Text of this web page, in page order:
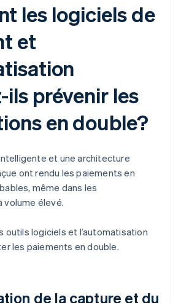
les logiciels de
et
ils prévenir les
en double?
et une architecture
ont rendu les paiements en
même dans les
volume élevé.
outils logiciels et l’automatisation
les paiements en double.
de la capture et du